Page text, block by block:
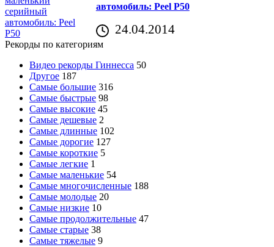
автомобиль: Peel P50
24.04.2014
Рекорды по категориям
Видео рекорды Гиннесса 50
Другое 187
Самые большие 316
Самые быстрые 98
Самые высокие 45
Самые дешевые 2
Самые длинные 102
Самые дорогие 127
Самые короткие 5
Самые легкие 1
Самые маленькие 54
Самые многочисленные 188
Самые молодые 20
Самые низкие 10
Самые продолжительные 47
Самые старые 38
Самые тяжелые 9